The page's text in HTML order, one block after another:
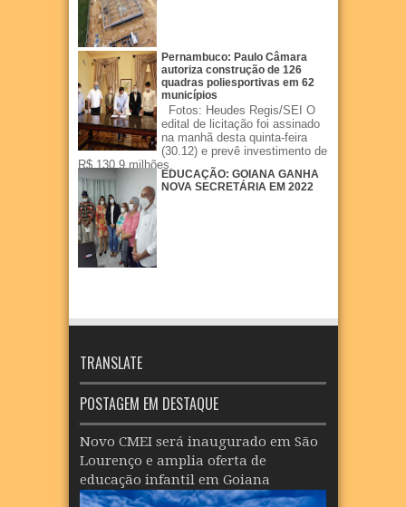
Pernambuco: Paulo Câmara
autoriza construção de 126
quadras poliesportivas em 62
municípios
Fotos: Heudes Regis/SEI O
edital de licitação foi assinado
na manhã desta quinta-feira
(30.12) e prevê investimento de
R$ 130,9 milhões.
EDUCAÇÃO: GOIANA GANHA
NOVA SECRETÁRIA EM 2022
TRANSLATE
POSTAGEM EM DESTAQUE
Novo CMEI será inaugurado em São
Lourenço e amplia oferta de
educação infantil em Goiana